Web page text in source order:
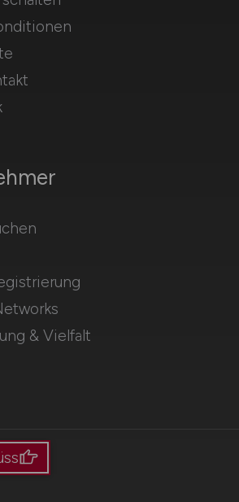
& Vielfalt